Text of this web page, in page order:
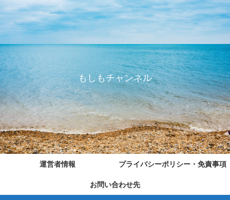
もしもチャンネル
運営者情報 プライバシーポリシー・免責事項
お問い合わせ先